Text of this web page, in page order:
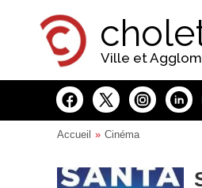
Ville et
Accueil Cinéma